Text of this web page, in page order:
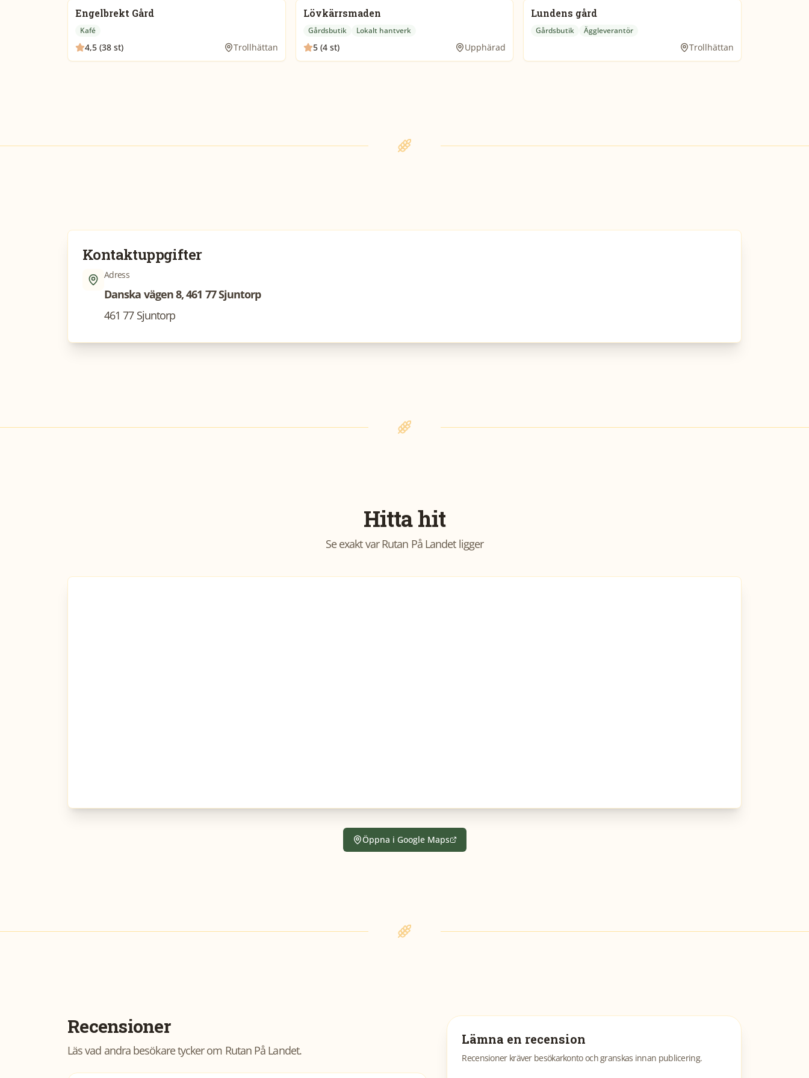
Engelbrekt Gård
Kafé
4,5 (38 st) Trollhättan
Lövkärrsmaden
Gårdsbutik Lokalt hantverk
5 (4 st) Upphärad
Lundens gård
Gårdsbutik Äggleverantör
Trollhättan
Kontaktuppgifter
Adress
Danska vägen 8, 461 77 Sjuntorp
461 77 Sjuntorp
Hitta hit
Se exakt varRutan På Landetligger
Öppna i Google Maps
Recensioner
Läs vad andra besökare tycker om Rutan På Landet.
Lämna en recension
Recensioner kräver besökarkonto och granskas innan publicering.